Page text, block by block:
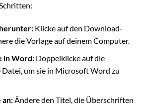
Klicke auf den Download-
die Vorlage auf deinem Computer.
in Word:Doppelklicke auf die
um sie in Microsoft Word zu
an:Ändere den Titel, die Überschriften